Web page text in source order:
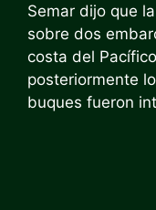
Semar dijo que
sobre dos
costa del
posteriormente
buques fueron